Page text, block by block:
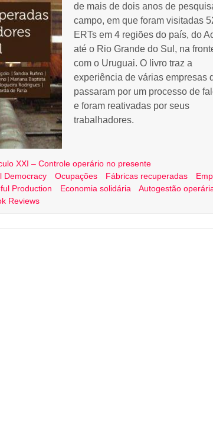
de mais de dois anos de
campo, em que foram visitadas
ERTs em 4 regiões do país, do
até o Rio Grande do Sul, na
com o Uruguai. O livro traz a
experiência de várias empresas
passaram por um processo de
e foram reativadas por seus
trabalhadores.
XXI – Controle operário no presente
Democracy Ocupações Fábricas recuperadas
Production Economia solidária
Autogestão
Reviews